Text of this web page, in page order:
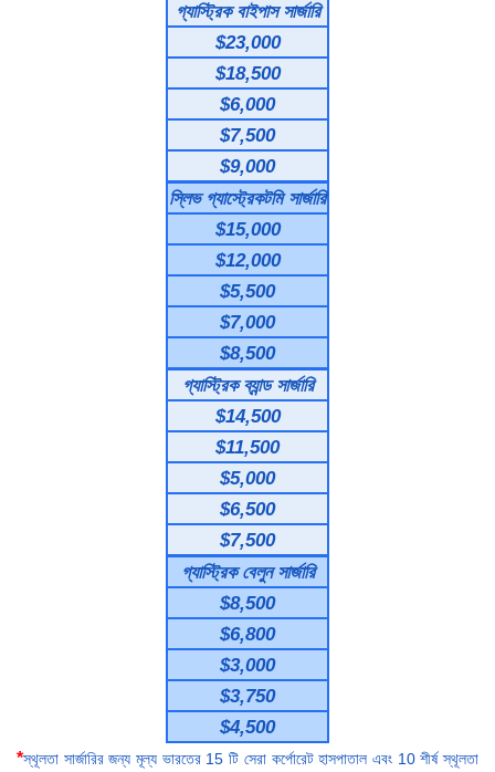
গ্যাস্ট্রিক বাইপাস সার্জারি
$23,000
$18,500
$6,000
$7,500
$9,000
স্লিভ গ্যাস্ট্রেকটমি সার্জারি
$15,000
$12,000
$5,500
$7,000
$8,500
গ্যাস্ট্রিক ব্যান্ড সার্জারি
$14,500
$11,500
$5,000
$6,500
$7,500
গ্যাস্ট্রিক বেলুন সার্জারি
$8,500
$6,800
$3,000
$3,750
$4,500
*স্থূলতা সার্জারির জন্য মূল্য ভারতের 15 টি সেরা কর্পোরেট হাসপাতাল এবং 10 শীর্ষ স্থূলতা